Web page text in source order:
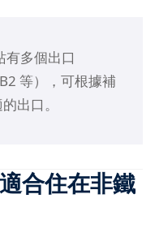
有多個出口
等），可根據補
出口。
合住在非鐵